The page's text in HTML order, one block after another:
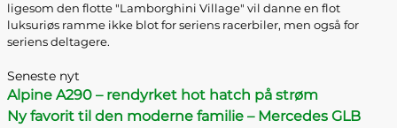
ligesom den flotte "Lamborghini Village" vil danne en flot
luksuriøs ramme ikke blot for seriens racerbiler, men også for
seriens deltagere.
Seneste nyt
Alpine A290 – rendyrket hot hatch på strøm
Ny favorit til den moderne familie – Mercedes GLB